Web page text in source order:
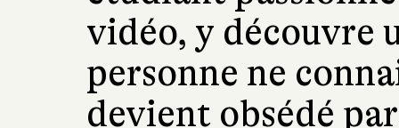
vidéo, y découvre
personne ne
devient obsédé